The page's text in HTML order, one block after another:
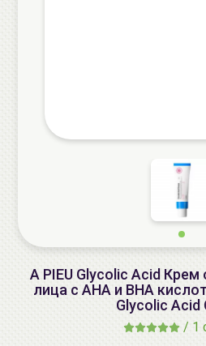
A PIEU Glycolic Acid
лица с AHA и BHA
Glycolic Acid
/ 1